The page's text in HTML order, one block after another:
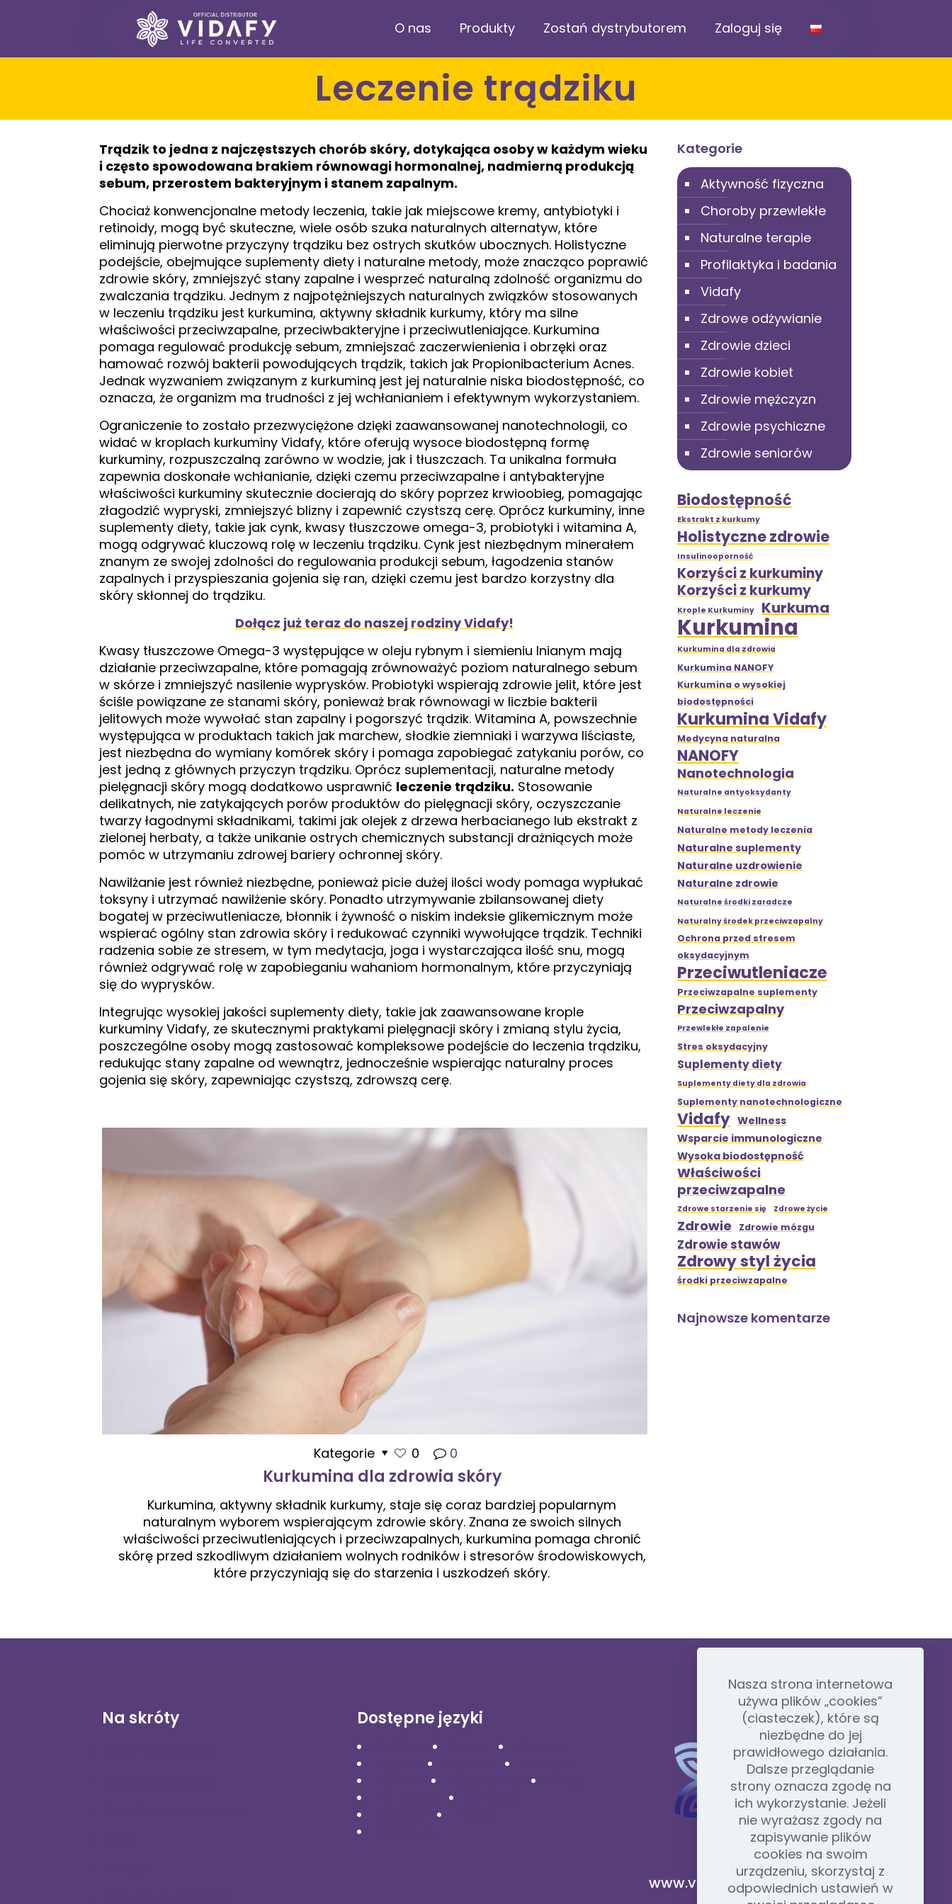
O nas Produkty Zostań dystrybutorem Zaloguj się
Leczenie trądziku
Trądzik to jedna z najczęstszych chorób skóry, dotykająca osoby w każdym wieku
i często spowodowana brakiem równowagi hormonalnej, nadmierną produkcją
sebum, przerostem bakteryjnym i stanem zapalnym.
Chociaż konwencjonalne metody leczenia, takie jak miejscowe kremy, antybiotyki i
retinoidy, mogą być skuteczne, wiele osób szuka naturalnych alternatyw, które
eliminują pierwotne przyczyny trądziku bez ostrych skutków ubocznych. Holistyczne
podejście, obejmujące suplementy diety i naturalne metody, może znacząco poprawić
zdrowie skóry, zmniejszyć stany zapalne i wesprzeć naturalną zdolność organizmu do
zwalczania trądziku. Jednym z najpotężniejszych naturalnych związków stosowanych
w leczeniu trądziku jest kurkumina, aktywny składnik kurkumy, który ma silne
właściwości przeciwzapalne, przeciwbakteryjne i przeciwutleniające. Kurkumina
pomaga regulować produkcję sebum, zmniejszać zaczerwienienia i obrzęki oraz
hamować rozwój bakterii powodujących trądzik, takich jak Propionibacterium Acnes.
Jednak wyzwaniem związanym z kurkuminą jest jej naturalnie niska biodostępność, co
oznacza, że ​​organizm ma trudności z jej wchłanianiem i efektywnym wykorzystaniem.
Ograniczenie to zostało przezwyciężone dzięki zaawansowanej nanotechnologii, co
widać w kroplach kurkuminy Vidafy, które oferują wysoce biodostępną formę
kurkuminy, rozpuszczalną zarówno w wodzie, jak i tłuszczach. Ta unikalna formuła
zapewnia doskonałe wchłanianie, dzięki czemu przeciwzapalne i antybakteryjne
właściwości kurkuminy skutecznie docierają do skóry poprzez krwioobieg, pomagając
złagodzić wypryski, zmniejszyć blizny i zapewnić czystszą cerę. Oprócz kurkuminy, inne
suplementy diety, takie jak cynk, kwasy tłuszczowe omega-3, probiotyki i witamina A,
mogą odgrywać kluczową rolę w leczeniu trądziku. Cynk jest niezbędnym minerałem
znanym ze swojej zdolności do regulowania produkcji sebum, łagodzenia stanów
zapalnych i przyspieszania gojenia się ran, dzięki czemu jest bardzo korzystny dla
skóry skłonnej do trądziku.
Dołącz już teraz do naszej rodziny Vidafy!
Kwasy tłuszczowe Omega-3 występujące w oleju rybnym i siemieniu lnianym mają
działanie przeciwzapalne, które pomagają zrównoważyć poziom naturalnego sebum
w skórze i zmniejszyć nasilenie wyprysków. Probiotyki wspierają zdrowie jelit, które jest
ściśle powiązane ze stanami skóry, ponieważ brak równowagi w liczbie bakterii
jelitowych może wywołać stan zapalny i pogorszyć trądzik. Witamina A, powszechnie
występująca w produktach takich jak marchew, słodkie ziemniaki i warzywa liściaste,
jest niezbędna do wymiany komórek skóry i pomaga zapobiegać zatykaniu porów, co
jest jedną z głównych przyczyn trądziku. Oprócz suplementacji, naturalne metody
pielęgnacji skóry mogą dodatkowo usprawnić leczenie trądziku. Stosowanie
delikatnych, nie zatykających porów produktów do pielęgnacji skóry, oczyszczanie
twarzy łagodnymi składnikami, takimi jak olejek z drzewa herbacianego lub ekstrakt z
zielonej herbaty, a także unikanie ostrych chemicznych substancji drażniących może
pomóc w utrzymaniu zdrowej bariery ochronnej skóry.
Nawilżanie jest również niezbędne, ponieważ picie dużej ilości wody pomaga wypłukać
toksyny i utrzymać nawilżenie skóry. Ponadto utrzymywanie zbilansowanej diety
bogatej w przeciwutleniacze, błonnik i żywność o niskim indeksie glikemicznym może
wspierać ogólny stan zdrowia skóry i redukować czynniki wywołujące trądzik. Techniki
radzenia sobie ze stresem, w tym medytacja, joga i wystarczająca ilość snu, mogą
również odgrywać rolę w zapobieganiu wahaniom hormonalnym, które przyczyniają
się do wyprysków.
Integrując wysokiej jakości suplementy diety, takie jak zaawansowane krople
kurkuminy Vidafy, ze skutecznymi praktykami pielęgnacji skóry i zmianą stylu życia,
poszczególne osoby mogą zastosować kompleksowe podejście do leczenia trądziku,
redukując stany zapalne od wewnątrz, jednocześnie wspierając naturalny proces
gojenia się skóry, zapewniając czystszą, zdrowszą cerę.
Kategorie 0 0
Kurkumina dla zdrowia skóry
Kurkumina, aktywny składnik kurkumy, staje się coraz bardziej popularnym
naturalnym wyborem wspierającym zdrowie skóry. Znana ze swoich silnych
właściwości przeciwutleniających i przeciwzapalnych, kurkumina pomaga chronić
skórę przed szkodliwym działaniem wolnych rodników i stresorów środowiskowych,
które przyczyniają się do starzenia i uszkodzeń skóry.
Kategorie
Aktywność fizyczna
Choroby przewlekłe
Naturalne terapie
Profilaktyka i badania
Vidafy
Zdrowe odżywianie
Zdrowie dzieci
Zdrowie kobiet
Zdrowie mężczyzn
Zdrowie psychiczne
Zdrowie seniorów
Biodostępność
Ekstrakt z kurkumy
Holistyczne zdrowie
Insulinooporność
Korzyści z kurkuminy
Korzyści z kurkumy
Krople Kurkuminy Kurkuma
Kurkumina
Kurkumina dla zdrowia
Kurkumina NANOFY
Kurkumina o wysokiej
biodostępności
Kurkumina Vidafy
Medycyna naturalna
NANOFY
Nanotechnologia
Naturalne antyoksydanty
Naturalne leczenie
Naturalne metody leczenia
Naturalne suplementy
Naturalne uzdrowienie
Naturalne zdrowie
Naturalne środki zaradcze
Naturalny środek przeciwzapalny
Ochrona przed stresem
oksydacyjnym
Przeciwutleniacze
Przeciwzapalne suplementy
Przeciwzapalny
Przewlekłe zapalenie
Stres oksydacyjny
Suplementy diety
Suplementy diety dla zdrowia
Suplementy nanotechnologiczne
Vidafy Wellness
Wsparcie immunologiczne
Wysoka biodostępność
Właściwości
przeciwzapalne
Zdrowe starzenie się Zdrowe życie
Zdrowie Zdrowie mózgu
Zdrowie stawów
Zdrowy styl życia
środki przeciwzapalne
Najnowsze komentarze
Na skróty Dostępne języki
www.vidafyglobal.com
Nasza strona internetowa
używa plików „cookies”
(ciasteczek), które są
niezbędne do jej
prawidłowego działania.
Dalsze przeglądanie
strony oznacza zgodę na
ich wykorzystanie. Jeżeli
nie wyrażasz zgody na
zapisywanie plików
cookies na swoim
urządzeniu, skorzystaj z
odpowiednich ustawień w